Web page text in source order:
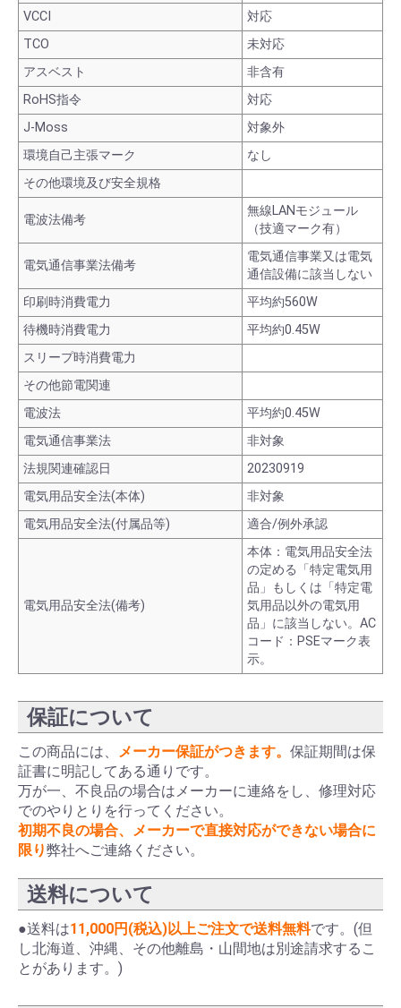
VCCI
対応
TCO
未対応
アスベスト
非含有
RoHS指令
対応
J-Moss
対象外
環境自己主張マーク
なし
その他環境及び安全規格
電波法備考
無線LANモジュール
（技適マーク有）
電気通信事業法備考
電気通信事業又は電気
通信設備に該当しない
印刷時消費電力
平均約560W
待機時消費電力
平均約0.45W
スリープ時消費電力
その他節電関連
電波法
平均約0.45W
電気通信事業法
非対象
法規関連確認日
20230919
電気用品安全法(本体)
非対象
電気用品安全法(付属品等)
適合/例外承認
電気用品安全法(備考)
本体：電気用品安全法
の定める「特定電気用
品」もしくは「特定電
気用品以外の電気用
品」に該当しない。AC
コード：PSEマーク表
示。
保証について
この商品には、 メーカー保証がつきます。 保証期間は保
証書に明記してある通りです。
万が一、不良品の場合はメーカーに連絡をし、修理対応
でのやりとりを行ってください。
初期不良の場合、メーカーで直接対応ができない場合に
限り弊社へご連絡ください。
送料について
●送料は11,000円(税込)以上ご注文で送料無料です。(但
し北海道、沖縄、その他離島・山間地は別途請求するこ
とがあります。)